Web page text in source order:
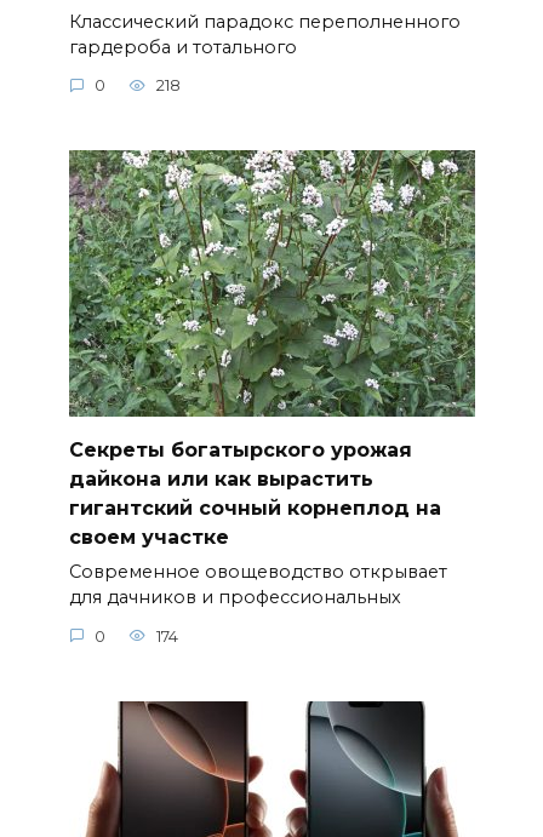
Классический парадокс переполненного
гардероба и тотального
0 218
Секреты богатырского урожая
дайкона или как вырастить
гигантский сочный корнеплод на
своем участке
Современное овощеводство открывает
для дачников и профессиональных
0 174